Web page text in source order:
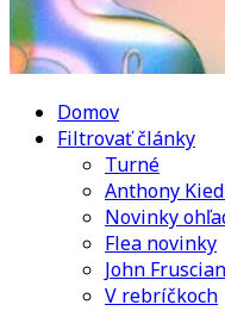
Domov
Filtrovať články
Turné
Anthony
Novinky
Flea novinky
John
V rebríčkoch